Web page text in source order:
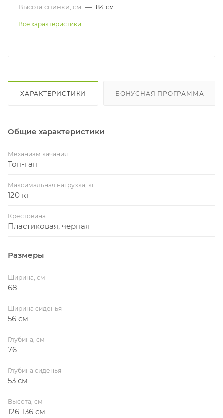
Высота спинки, см — 84 см
Все характеристики
ХАРАКТЕРИСТИКИ БОНУСНАЯ ПРОГРАММА
Общие характеристики
Механизм качания
Топ-ган
Максимальная нагрузка, кг
120 кг
Крестовина
Пластиковая, черная
Размеры
Ширина, см
68
Ширина сиденья
56 см
Глубина, см
76
Глубина сиденья
53 см
Высота, см
126-136 см